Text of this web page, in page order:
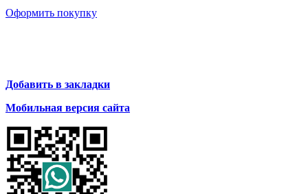
Оформить покупку
Добавить в закладки
Мобильная версия сайта